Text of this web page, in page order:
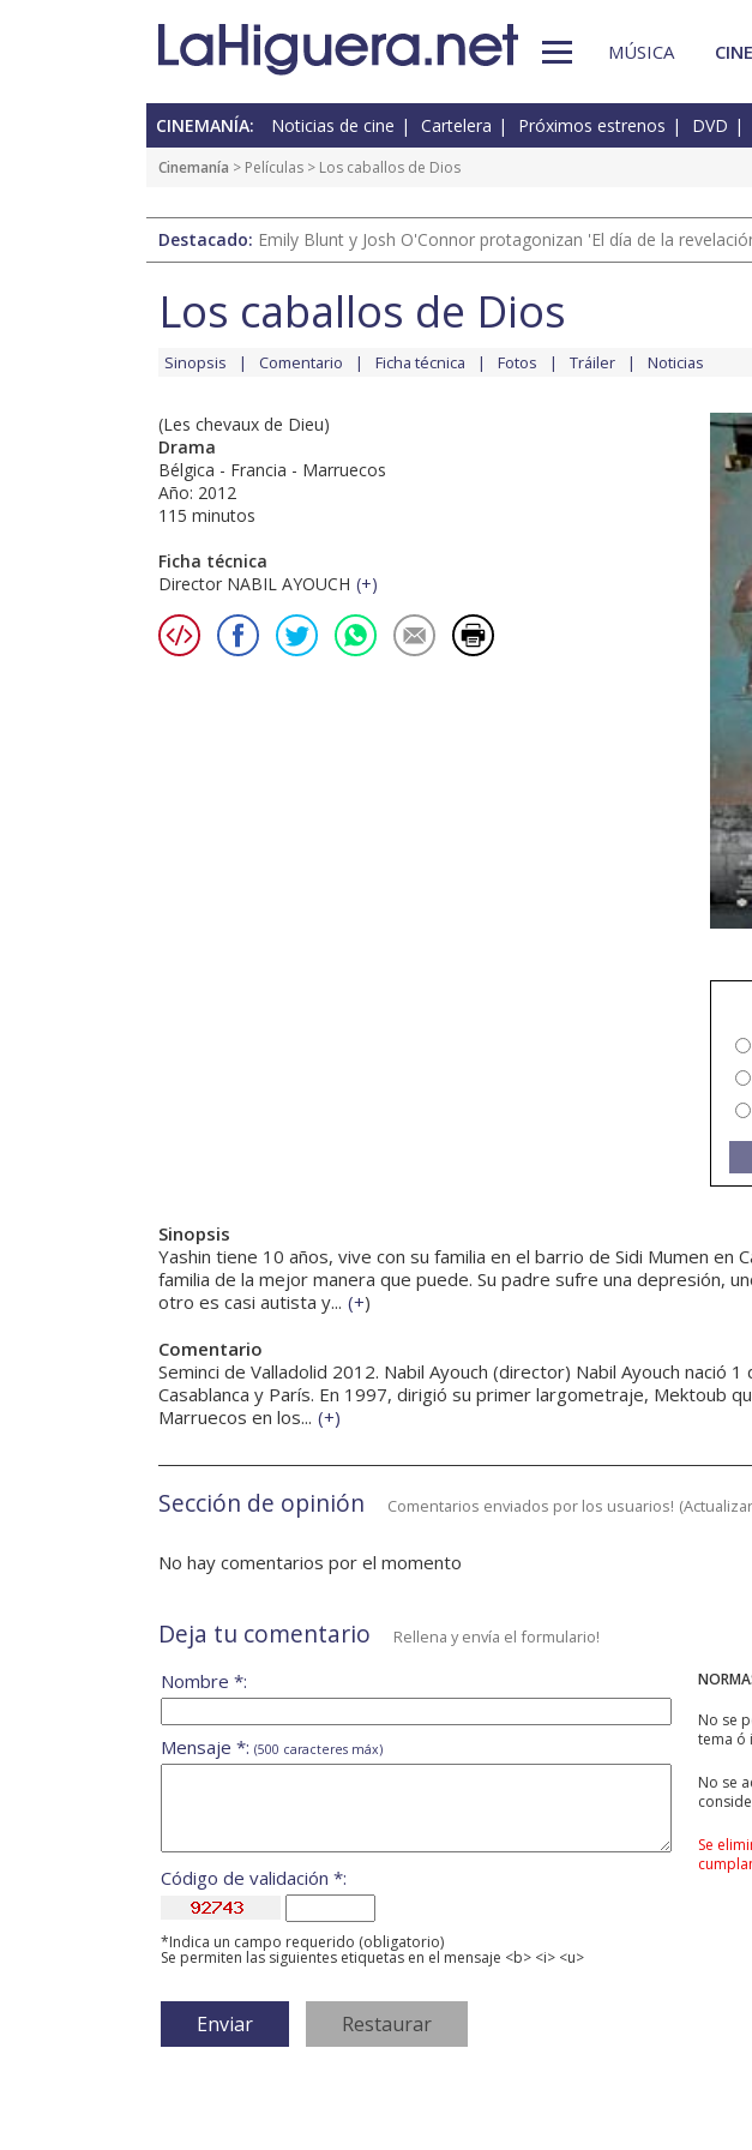
MÚSICA CINE
CINEMANÍA: Noticias de cine Cartelera Próximos estrenos DVD
Cinemanía > Películas > Los caballos de Dios
Destacado: Emily Blunt y Josh O'Connor protagonizan 'El día de la
Los caballos de Dios
Sinopsis Comentario Ficha técnica Fotos Tráiler Noticias
(Les chevaux de Dieu)
Drama
Bélgica - Francia - Marruecos
Año: 2012
115 minutos
Ficha técnica
Director NABIL AYOUCH (+)
Sinopsis
Yashin tiene 10 años, vive con su familia en el barrio de Sidi Mumen en
familia de la mejor manera que puede. Su padre sufre una depresión,
otro es casi autista y... (+)
Comentario
Seminci de Valladolid 2012. Nabil Ayouch (director) Nabil Ayouch nació
Casablanca y París. En 1997, dirigió su primer largometraje, Mektoub
Marruecos en los... (+)
Sección de opinión Comentarios enviados por los usuarios! (Actualizar
No hay comentarios por el momento
Deja tu comentario Rellena y envía el formulario!
No se
tema ó
No se
Se
Nombre *:
Mensaje *: (500 caracteres máx)
Código de validación *:
*Indica un campo requerido (obligatorio)
Se permiten las siguientes etiquetas en el mensaje <b> <i> <u>